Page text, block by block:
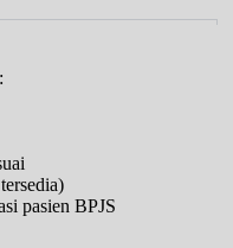
pasien BPJS